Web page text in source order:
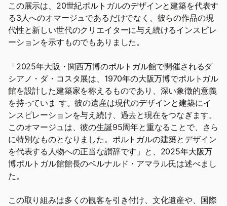
この展示は、20世紀ポルトガルのデザインと建築を代表す
る3人へのオマージュであるだけでなく、彼らの作品の現
代性と新しい世代のクリエイターに与え続けるインスピレ
ーションを示すものでもありました。
「2025年大阪・関西万博のポルトガル館で開催されるダ
シアノ・ダ・コスタ展は、1970年の大阪万博でポルトガル
館を設計した建築家を称えるものであり、深い象徴的意義
を持っていま す。彼の遺産は現代のデザインと建築にイ
ンスピレーションを与え続け、過去と現在をつなぎます。
このオマージュは、彼の生誕95周年と重なることで、さら
に特別なものとなりました。ポルトガルの建築とデザイン
を代表する人物への正当な讃辞です」と、2025年大阪万
博ポルトガル館館長のベルナルド・アマラル氏は述べまし
た。
この取り組みは多くの観客を引き付け、文化遺産や、国際